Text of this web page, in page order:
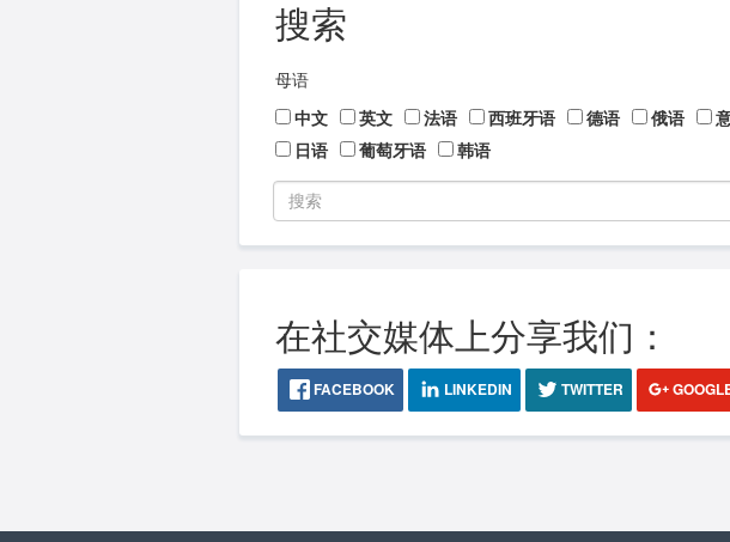
搜索
母语
中文
英文 法语 西班牙语 德语 俄语
日语
葡萄牙语 韩语
在社交媒体上分享我们：
FACEBOOK LINKEDIN TWITTER